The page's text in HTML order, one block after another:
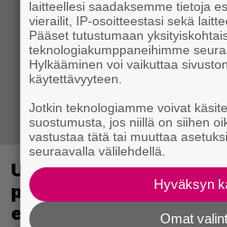
Ubisoft vahvisti uuden
pelin – kutsuu pelaajat
ennakkotestiin
laitteellesi saadaksemme tietoja
vierailit, IP-osoitteestasi sekä
Pääset tutustumaan
teknologiakumppaneihimme
Hylkääminen voi vaikuttaa
käytettävyyteen.
Jotkin teknologiamme voivat
suostumusta, jos niillä on siihen
vastustaa tätä tai muuttaa
seuraavalla välilehdellä.
Hyväksyn
Omat